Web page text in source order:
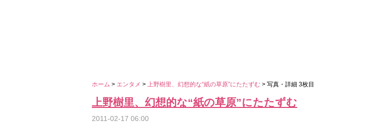
ホーム > エンタメ > 上野樹里、幻想的な“紙の草原”にたたずむ > 写真・詳細 3枚目
上野樹里、幻想的な“紙の草原”にたたずむ
2011-02-17 06:00